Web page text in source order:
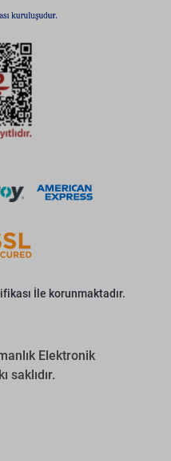
İle korunmaktadır.
Elektronik
saklıdır.